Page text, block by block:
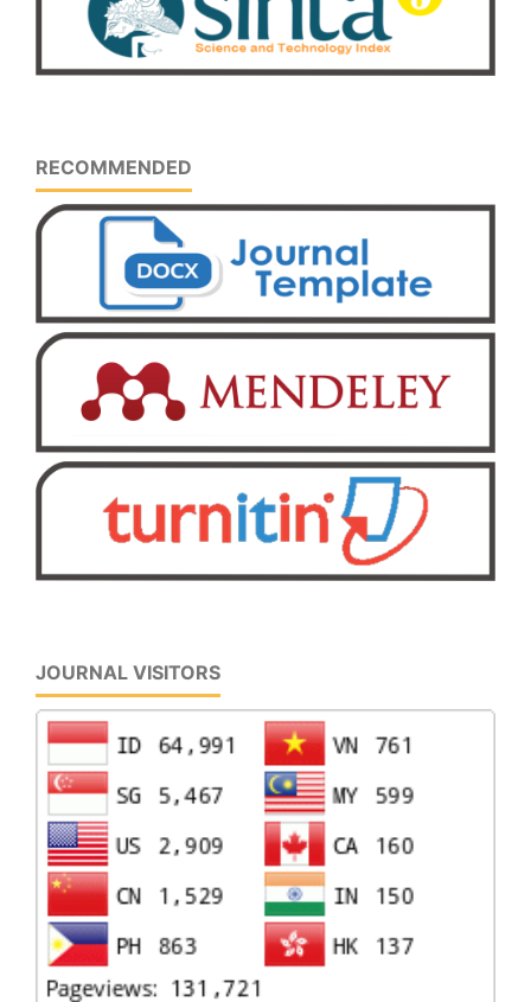
RECOMMENDED
JOURNAL VISITORS